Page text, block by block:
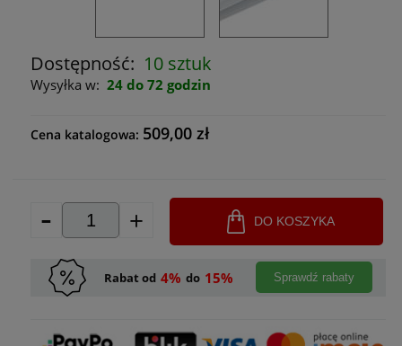
Dostępność: 10 sztuk
Wysyłka w: 24 do 72 godzin
Cena katalogowa: 509,00 zł
- + DO KOSZYKA
Rabat od 4% do 15% Sprawdź rabaty